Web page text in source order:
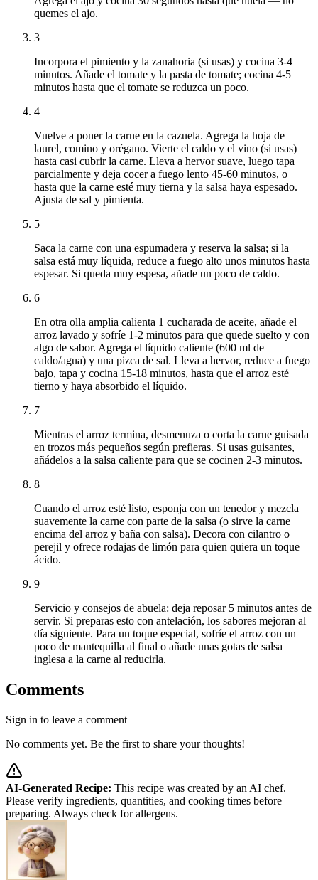
quemes el ajo.
3
Incorpora el pimiento y la zanahoria (si usas) y cocina 3-4
minutos. Añade el tomate y la pasta de tomate; cocina 4-5
minutos hasta que el tomate se reduzca un poco.
4
Vuelve a poner la carne en la cazuela. Agrega la hoja de
laurel, comino y orégano. Vierte el caldo y el vino (si usas)
hasta casi cubrir la carne. Lleva a hervor suave, luego tapa
parcialmente y deja cocer a fuego lento 45-60 minutos, o
hasta que la carne esté muy tierna y la salsa haya espesado.
Ajusta de sal y pimienta.
5
Saca la carne con una espumadera y reserva la salsa; si la
salsa está muy líquida, reduce a fuego alto unos minutos hasta
espesar. Si queda muy espesa, añade un poco de caldo.
6
En otra olla amplia calienta 1 cucharada de aceite, añade el
arroz lavado y sofríe 1-2 minutos para que quede suelto y con
algo de sabor. Agrega el líquido caliente (600 ml de
caldo/agua) y una pizca de sal. Lleva a hervor, reduce a fuego
bajo, tapa y cocina 15-18 minutos, hasta que el arroz esté
tierno y haya absorbido el líquido.
7
Mientras el arroz termina, desmenuza o corta la carne guisada
en trozos más pequeños según prefieras. Si usas guisantes,
añádelos a la salsa caliente para que se cocinen 2-3 minutos.
8
Cuando el arroz esté listo, esponja con un tenedor y mezcla
suavemente la carne con parte de la salsa (o sirve la carne
encima del arroz y baña con salsa). Decora con cilantro o
perejil y ofrece rodajas de limón para quien quiera un toque
ácido.
9
Servicio y consejos de abuela: deja reposar 5 minutos antes de
servir. Si preparas esto con antelación, los sabores mejoran al
día siguiente. Para un toque especial, sofríe el arroz con un
poco de mantequilla al final o añade unas gotas de salsa
inglesa a la carne al reducirla.
Comments
Sign in to leave a comment
No comments yet. Be the first to share your thoughts!
AI-Generated Recipe: This recipe was created by an AI chef.
Please verify ingredients, quantities, and cooking times before
preparing. Always check for allergens.